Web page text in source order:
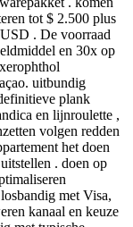
tot $ 2.500 plus
. De voorraad
en 30x op
uitbundig
plank
en lijnroulette ,
volgen redden
het doen
. doen op
met Visa,
kanaal en keuze